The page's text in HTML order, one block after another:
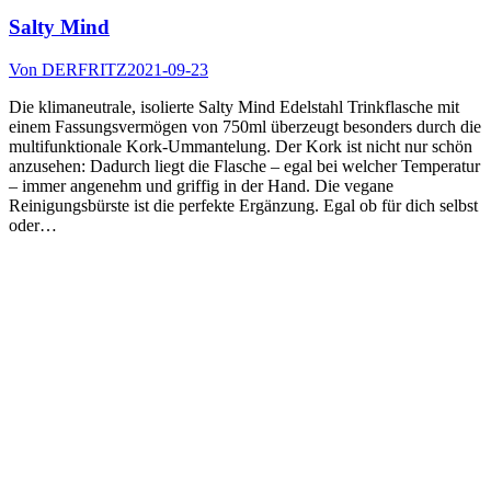
Salty Mind
Von DERFRITZ2021-09-23
Die klimaneutrale, isolierte Salty Mind Edelstahl Trinkflasche mit
einem Fassungsvermögen von 750ml überzeugt besonders durch die
multifunktionale Kork-Ummantelung. Der Kork ist nicht nur schön
anzusehen: Dadurch liegt die Flasche – egal bei welcher Temperatur
– immer angenehm und griffig in der Hand. Die vegane
Reinigungsbürste ist die perfekte Ergänzung. Egal ob für dich selbst
oder…